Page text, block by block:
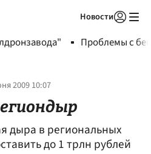
Новости
Проблемы с
2009 10:07
дыра в региональных
до 1 трлн рублей